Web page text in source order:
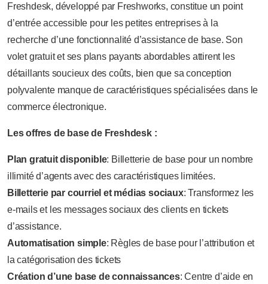
Freshdesk, développé par Freshworks, constitue un point
d’entrée accessible pour les petites entreprises à la
recherche d’une fonctionnalité d’assistance de base. Son
volet gratuit et ses plans payants abordables attirent les
détaillants soucieux des coûts, bien que sa conception
polyvalente manque de caractéristiques spécialisées dans le
commerce électronique.
Les offres de base de Freshdesk :
Plan gratuit disponible: Billetterie de base pour un nombre
illimité d’agents avec des caractéristiques limitées.
Billetterie par courriel et médias sociaux: Transformez les
e-mails et les messages sociaux des clients en tickets
d’assistance.
Automatisation simple: Règles de base pour l’attribution et
la catégorisation des tickets
Création d’une base de connaissances: Centre d’aide en